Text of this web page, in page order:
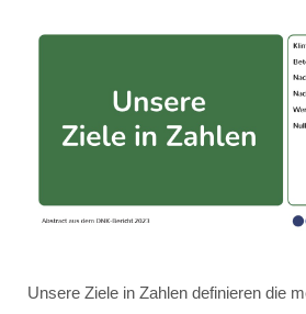
Unsere Ziele in Zahlen definieren die